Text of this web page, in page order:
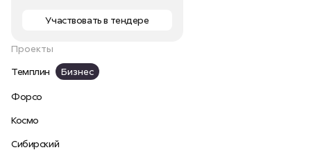
Участвовать в тендере
Проекты
Темплин
Бизнес
Форсо
Космо
Сибирский